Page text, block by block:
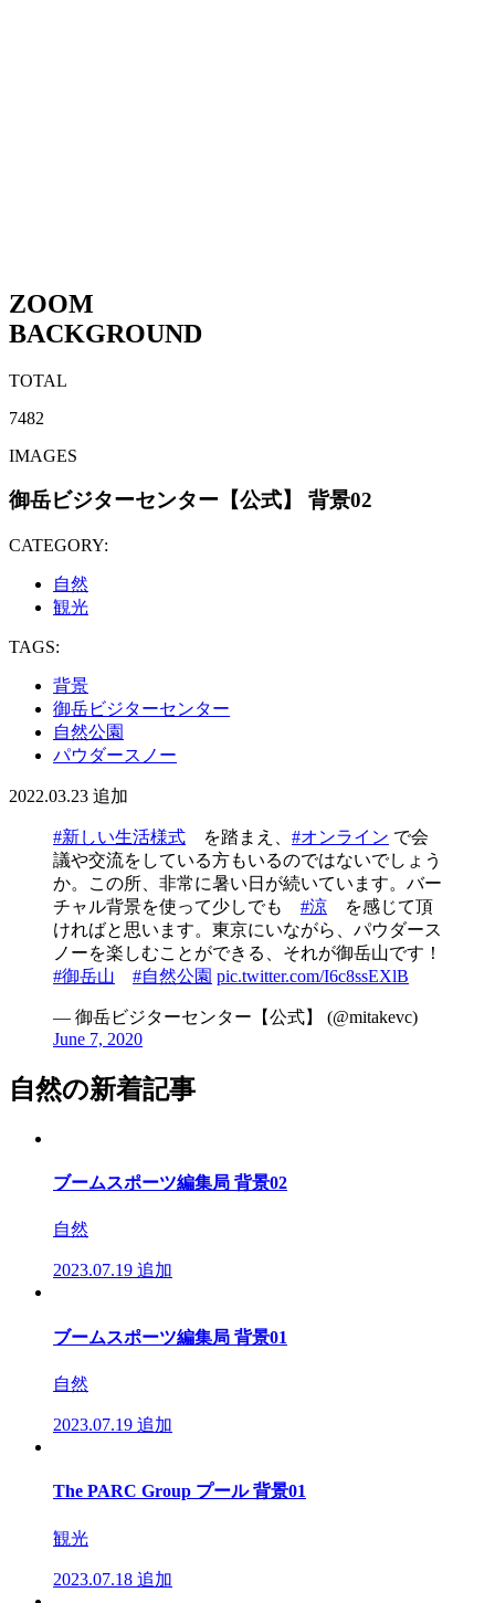
ZOOM
BACKGROUND
TOTAL
7482
IMAGES
御岳ビジターセンター【公式】 背景02
CATEGORY:
自然
観光
TAGS:
背景
御岳ビジターセンター
自然公園
パウダースノー
2022.03.23 追加
#新しい生活様式 を踏まえ、 #オンライン で会
議や交流をしている方もいるのではないでしょう
か。この所、非常に暑い日が続いています。バー
チャル背景を使って少しでも #涼 を感じて頂
ければと思います。東京にいながら、パウダース
ノーを楽しむことができる、それが御岳山です！
#御岳山
#自然公園 pic.twitter.com/I6c8ssEXlB
— 御岳ビジターセンター【公式】 (@mitakevc)
June 7, 2020
自然の新着記事
ブームスポーツ編集局 背景02
自然
2023.07.19 追加
ブームスポーツ編集局 背景01
自然
2023.07.19 追加
The PARC Group プール 背景01
観光
2023.07.18 追加